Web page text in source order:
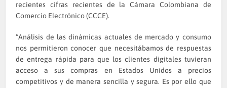
recientes cifras recientes de la Cámara Colombiana de
Comercio Electrónico (CCCE).
“Análisis de las dinámicas actuales de mercado y consumo
nos permitieron conocer que necesitábamos de respuestas
de entrega rápida para que los clientes digitales tuvieran
acceso a sus compras en Estados Unidos a precios
competitivos y de manera sencilla y segura. Es por ello que